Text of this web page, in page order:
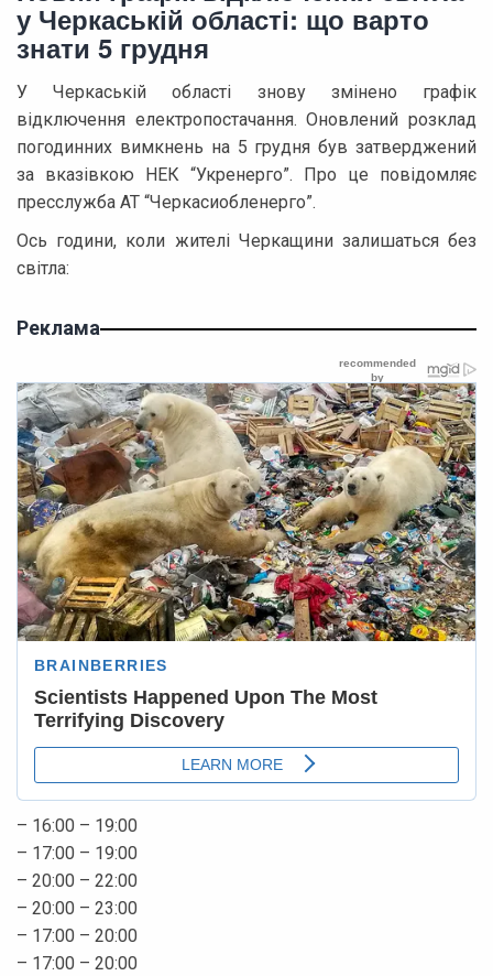
у Черкаській області: що варто
знати 5 грудня
У Черкаській області знову змінено графік
відключення електропостачання. Оновлений розклад
погодинних вимкнень на 5 грудня був затверджений
за вказівкою НЕК “Укренерго”. Про це повідомляє
пресслужба АТ “Черкасиобленерго”.
Ось години, коли жителі Черкащини залишаться без
світла:
Реклама
– 16:00 – 19:00
– 17:00 – 19:00
– 20:00 – 22:00
– 20:00 – 23:00
– 17:00 – 20:00
– 17:00 – 20:00